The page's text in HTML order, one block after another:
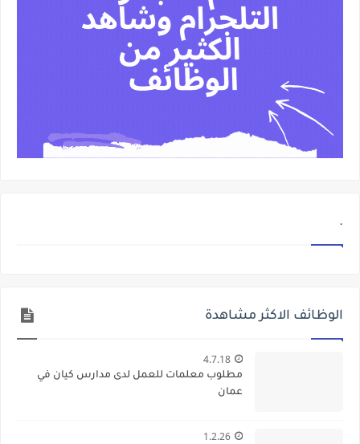
.
الوظائف الاكثر مشاهدة
4.7.18
مطلوب معلمات للعمل لدى مدارس كيان في
عمان
1.2.26